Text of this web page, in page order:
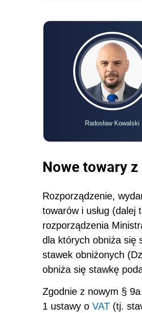
Radosław Kowalski
Nowe towary
Rozporządzenie,
towarów i usług (dalej
rozporządzenia
dla których obniża się
stawek obniżonych
obniża się stawkę
Zgodnie z nowym §
1 ustawy o VAT (tj.